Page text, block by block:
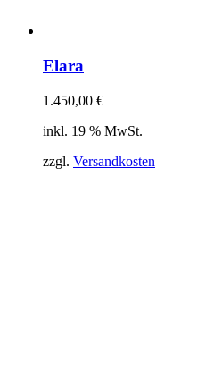
Elara
1.450,00 €
inkl. 19 % MwSt.
zzgl. Versandkosten